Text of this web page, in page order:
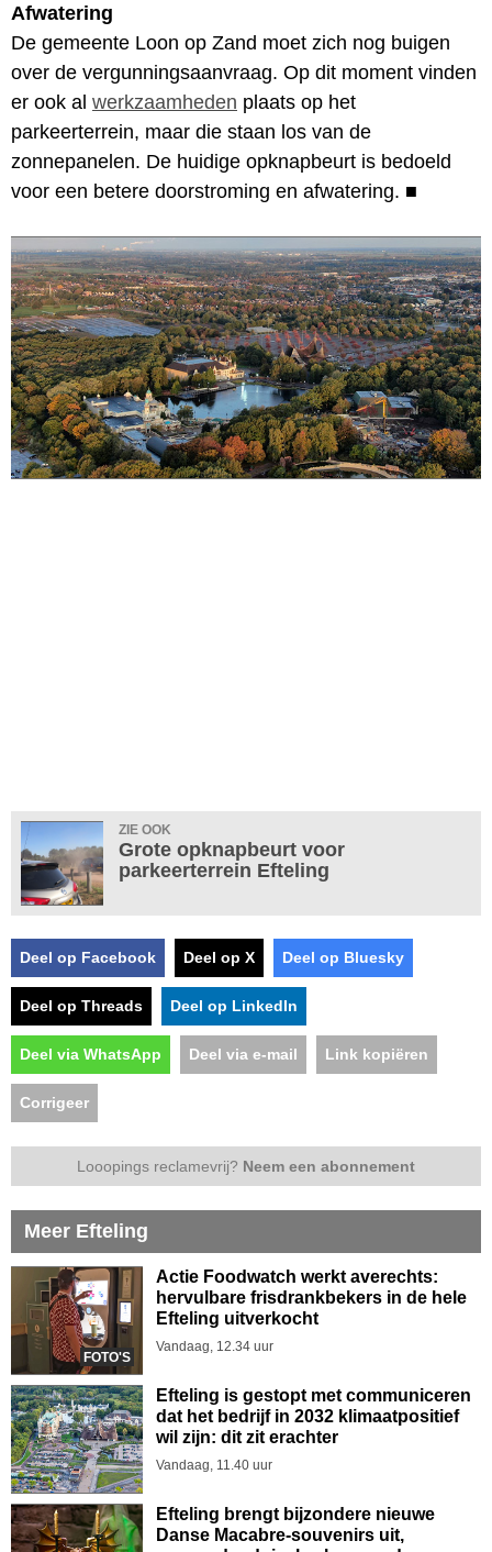
Afwatering
De gemeente Loon op Zand moet zich nog buigen
over de vergunningsaanvraag. Op dit moment vinden
er ook al werkzaamheden plaats op het
parkeerterrein, maar die staan los van de
zonnepanelen. De huidige opknapbeurt is bedoeld
voor een betere doorstroming en afwatering. ■
ZIE OOK
Grote opknapbeurt voor
parkeerterrein Efteling
Deel op Facebook Deel op X Deel op Bluesky
Deel op Threads Deel op LinkedIn
Deel via WhatsApp Deel via e-mail Link kopiëren
Corrigeer
Looopings reclamevrij? Neem een abonnement
Meer Efteling
FOTO'S
Actie Foodwatch werkt averechts:
hervulbare frisdrankbekers in de hele
Efteling uitverkocht
Vandaag, 12.34 uur
Efteling is gestopt met communiceren
dat het bedrijf in 2032 klimaatpositief
wil zijn: dit zit erachter
Vandaag, 11.40 uur
Efteling brengt bijzondere nieuwe
Danse Macabre-souvenirs uit,